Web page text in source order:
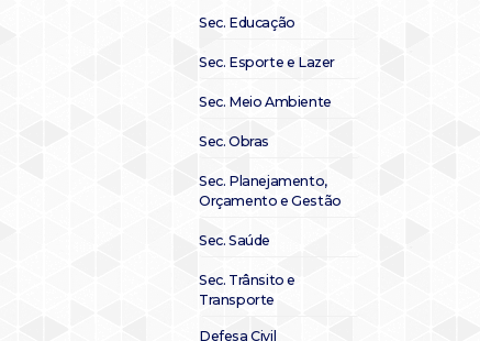
Sec. Educação
Sec. Esporte e Lazer
Sec. Meio Ambiente
Sec. Obras
Sec. Planejamento,
Orçamento e Gestão
Sec. Saúde
Sec. Trânsito e
Transporte
Defesa Civil